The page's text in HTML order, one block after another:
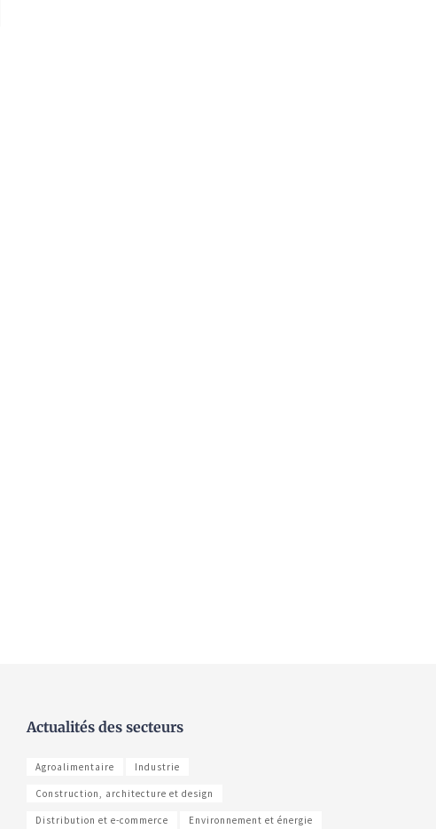
Actualités des secteurs
Agroalimentaire Industrie
Construction, architecture et design
Distribution et e-commerce Environnement et énergie